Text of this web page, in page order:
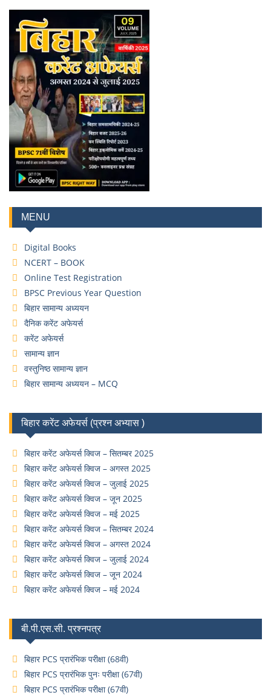
MENU
Digital Books
NCERT – BOOK
Online Test Registration
BPSC Previous Year Question
बिहार सामान्य अध्ययन
दैनिक करेंट अफेयर्स
करेंट अफेयर्स
सामान्य ज्ञान
वस्तुनिष्ठ सामान्य ज्ञान
बिहार सामान्य अध्ययन – MCQ
बिहार करेंट अफेयर्स (प्रश्न अभ्यास )
बिहार करेंट अफेयर्स क्विज – सितम्बर 2025
बिहार करेंट अफेयर्स क्विज – अगस्त 2025
बिहार करेंट अफेयर्स क्विज – जुलाई 2025
बिहार करेंट अफेयर्स क्विज – जून 2025
बिहार करेंट अफेयर्स क्विज – मई 2025
बिहार करेंट अफेयर्स क्विज – सितम्बर 2024
बिहार करेंट अफेयर्स क्विज – अगस्त 2024
बिहार करेंट अफेयर्स क्विज – जुलाई 2024
बिहार करेंट अफेयर्स क्विज – जून 2024
बिहार करेंट अफेयर्स क्विज – मई 2024
बी.पी.एस.सी. प्रश्नपत्र
बिहार PCS प्रारंभिक परीक्षा (68वी)
बिहार PCS प्रारंभिक पुनः परीक्षा (67वी)
बिहार PCS प्रारंभिक परीक्षा (67वी)